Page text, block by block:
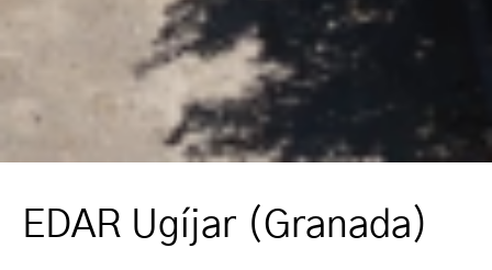
EDAR Ugíjar (Granada)